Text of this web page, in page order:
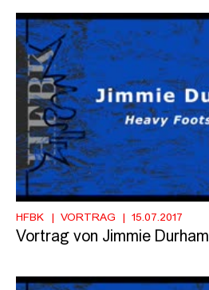
HFBK VORTRAG 15.07.2017
Vortrag von Jimmie Durham